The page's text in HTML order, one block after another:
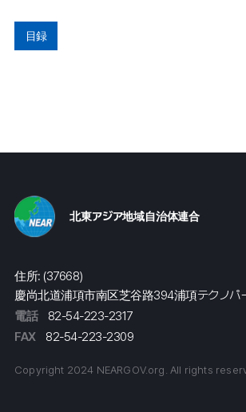
目録
北東アジア地域自治体連合
住所: (37668)
慶尚北道浦項市南区芝谷路394浦項テクノパ
電話
82-54-223-2317
FAX
82-54-223-2309
Copyright 2024 NEARGOV.org. All rights